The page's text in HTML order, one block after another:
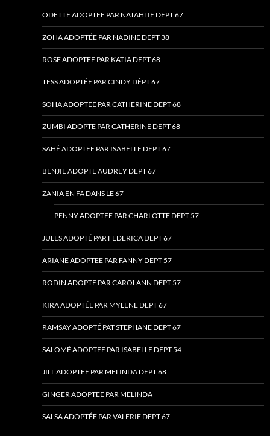
ODETTE ADOPTEE PAR NATAHLIE DEPT 67
ZOHA ADOPTÉE PAR NADINE DEPT 38
ROSE ADOPTEE PAR KATIA DEPT 68
TESS ADOPTÉE PAR CINDY DÉPT 67
SOHA ADOPTEE PAR CATHERINE DEPT 68
ZUMBI ADOPTE PAR CATHERINE DEPT 68
SAHÉ ADOPTEE PAR ISABELLE DEPT 67
BENJIE ADOPTE AUDREY DEPT 67
ZANIA EN FA DANS LE 67
PENNY ADOPTEE PAR CHARLOTTE DEPT 57
JULES ADOPTÉ PAR FEDERICA DEPT 67
ARIANE ADOPTEE PAR FANNY DEPT 57
RODIN ADOPTE PAR CAROLANN DEPT 57
KIRA ADOPTÉE PAR MYLENE DEPT 67
RAMSAY ADOPTÉ PAT STEPHANE DEPT 67
SALOMÉ ADOPTEE PAR ISABELLE DEPT 54
JILL ADOPTEE PAR MELINDA DEPT 68
GINGER ADOPTEE PAR MELINDA
SALSA ADOPTÉE PAR VALERIE DEPT 67